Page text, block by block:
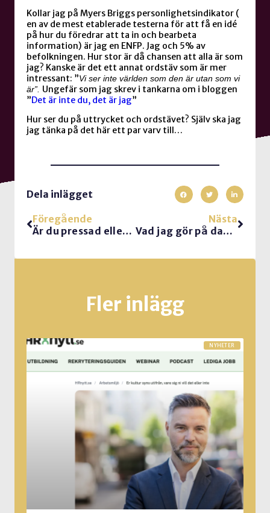
Kollar jag på Myers Briggs personlighetsindikator (
en av de mest etablerade testerna för att få en idé
på hur du föredrar att ta in och bearbeta
information) är jag en ENFP. Jag och 5% av
befolkningen. Hur stor är då chansen att alla är som
jag? Kanske är det ett annat ordstäv som är mer
intressant: ”Vi ser inte världen som den är utan som vi
är”. Ungefär som jag skrev i tankarna om i bloggen
”Det är inte du, det är jag”
Hur ser du på uttrycket och ordstävet? Själv ska jag
jag tänka på det här ett par varv till…
Dela inlägget
Föregående
Är du pressad eller stressad?
Nästa
Vad jag gör på dagarna?
Fler inlägg
NYHETER